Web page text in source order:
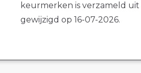
keurmerken is verzameld uit
gewijzigd op 16-07-2026.